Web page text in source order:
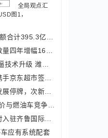
全局观点汇
图1，
应有系统配套